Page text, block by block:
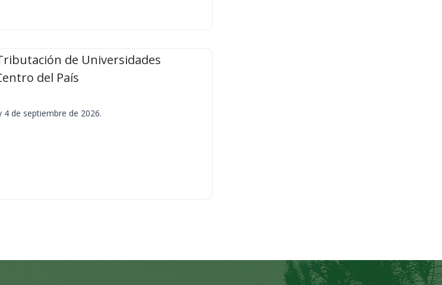
de Universidades
del País
4 de septiembre de 2026.